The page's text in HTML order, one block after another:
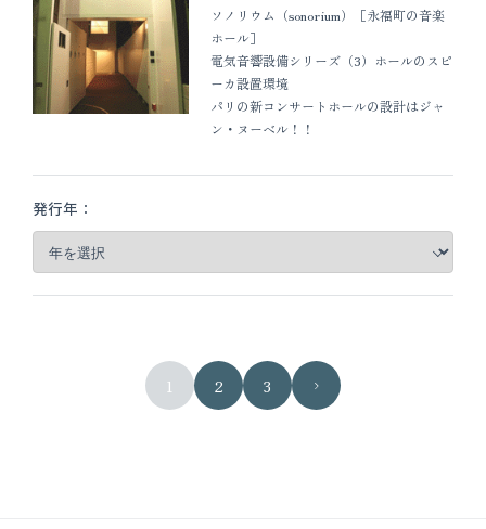
ソノリウム（sonorium）［永福町の音楽
ホール］
電気音響設備シリーズ（3）ホールのスピ
ーカ設置環境
パリの新コンサートホールの設計はジャ
ン・ヌーベル！！
発行年：
1 2 3